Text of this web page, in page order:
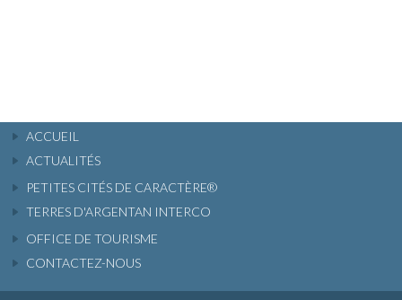
ACCUEIL
ACTUALITÉS
PETITES CITÉS DE CARACTÈRE®
TERRES D'ARGENTAN INTERCO
OFFICE DE TOURISME
CONTACTEZ-NOUS